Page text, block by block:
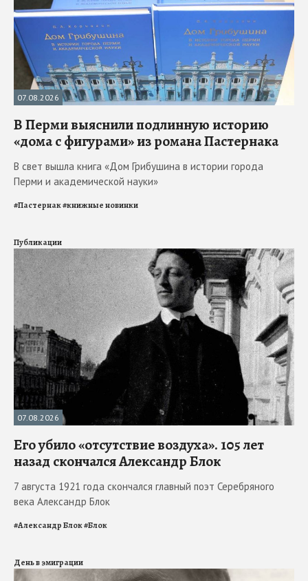
07.08.2026
В Перми выяснили подлинную историю
«дома с фигурами» из романа Пастернака
В свет вышла книга «Дом Грибушина в истории города
Перми и академической науки»
#Пастернак#книжные новинки
Публикации
07.08.2026
Его убило «отсутствие воздуха». 105 лет
назад скончался Александр Блок
7 августа 1921 года скончался главный поэт Серебряного
века Александр Блок
#Александр Блок#Блок
День в эмиграции